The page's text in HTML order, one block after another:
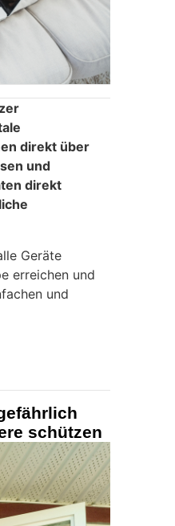
direkt über
und
direkt
Geräte
erreichen und
und
schützen